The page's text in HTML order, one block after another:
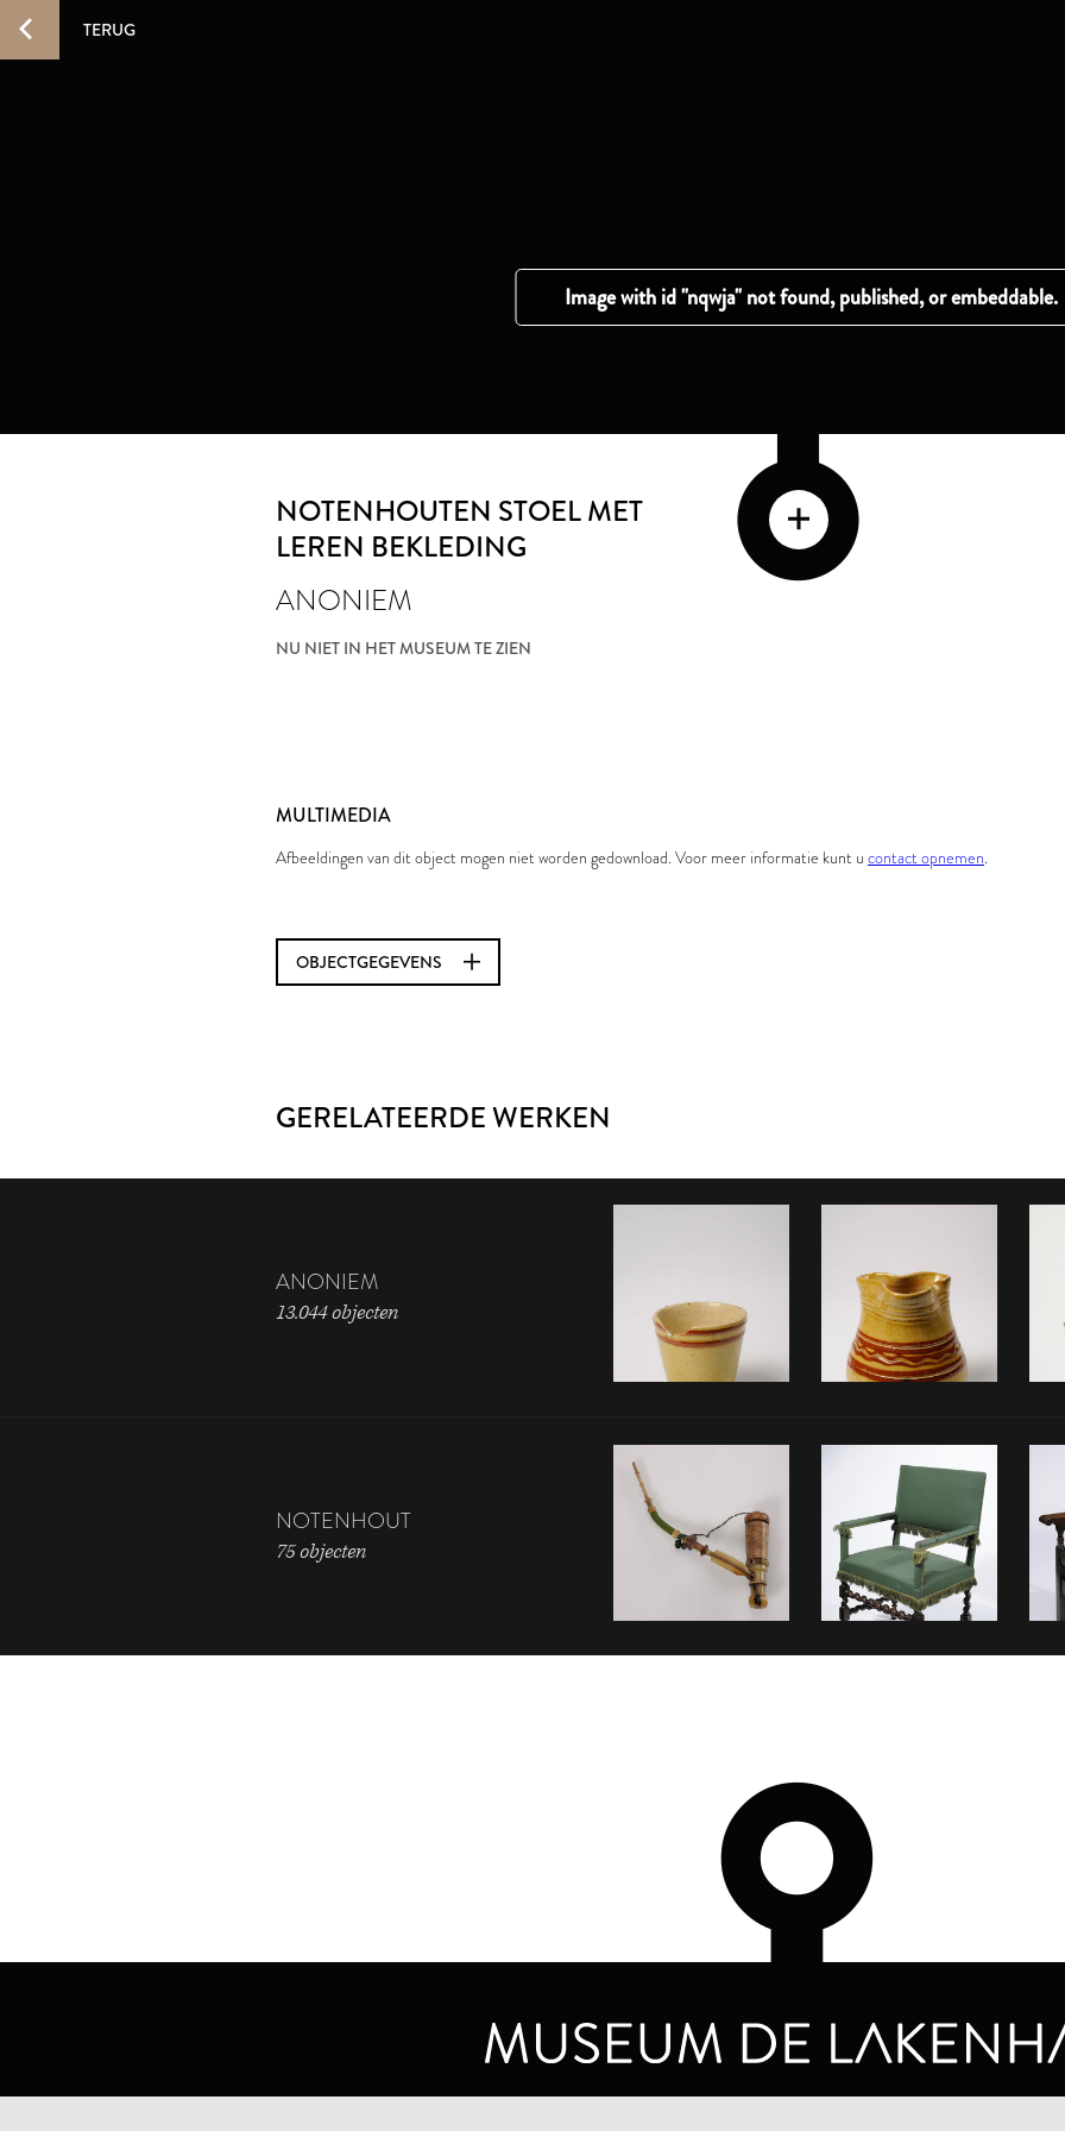
TERUG
NOTENHOUTEN STOEL MET
LEREN BEKLEDING
ANONIEM
NU NIET IN HET MUSEUM TE ZIEN
MULTIMEDIA
Afbeeldingen van dit object mogen niet worden gedownload. Voor meer informatie kunt u contact opnemen.
OBJECTGEGEVENS
GERELATEERDE WERKEN
ANONIEM
13.044 objecten
NOTENHOUT
75 objecten